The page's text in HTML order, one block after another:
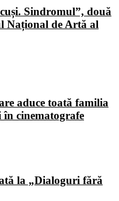
Sindromul”, două
Național de Artă al
aduce toată familia
în cinematografe
la „Dialoguri fără